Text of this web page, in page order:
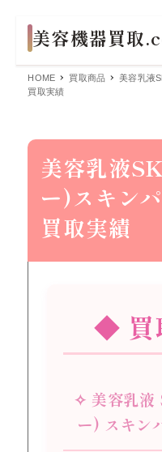
HOME 買取商品
美容乳液
買取実績
美容乳液
ー)スキン
買取実績
◆ 買
✧ 美容乳液
ー) スキン